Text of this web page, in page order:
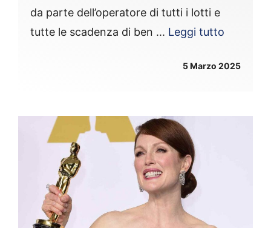
da parte dell’operatore di tutti i lotti e
tutte le scadenza di ben ... Leggi tutto
5 Marzo 2025